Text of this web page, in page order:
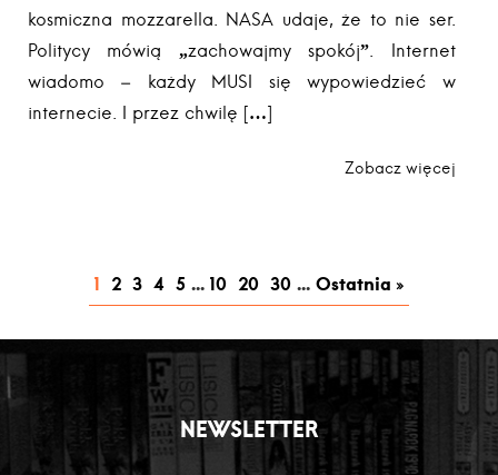
kosmiczna mozzarella. NASA udaje, że to nie ser.
Politycy mówią „zachowajmy spokój”. Internet
wiadomo – każdy MUSI się wypowiedzieć w
internecie. I przez chwilę […]
Zobacz więcej
1 2 3 4 5 ... 10 20 30 ... Ostatnia »
NEWSLETTER